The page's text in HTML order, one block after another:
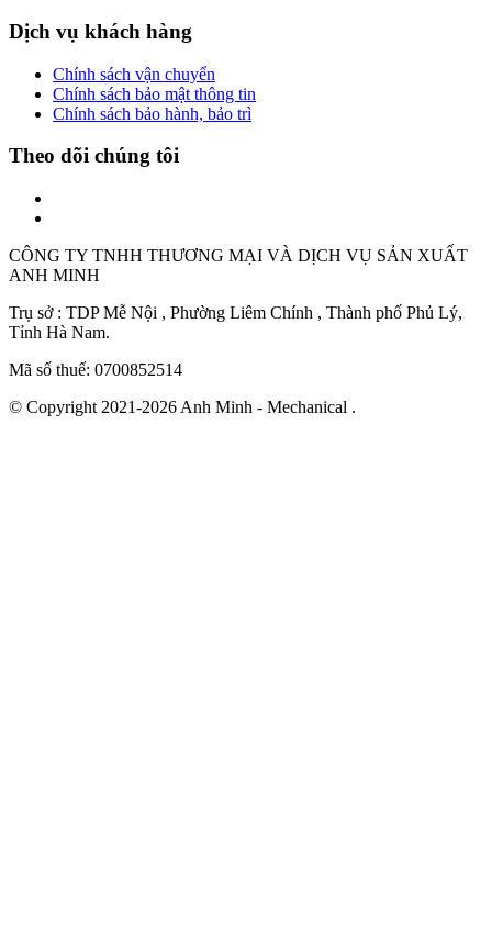
Dịch vụ khách hàng
Chính sách vận chuyển
Chính sách bảo mật thông tin
Chính sách bảo hành, bảo trì
Theo dõi chúng tôi
CÔNG TY TNHH THƯƠNG MẠI VÀ DỊCH VỤ SẢN XUẤT
ANH MINH
Trụ sở : TDP Mễ Nội , Phường Liêm Chính , Thành phố Phủ Lý,
Tỉnh Hà Nam.
Mã số thuế: 0700852514
© Copyright 2021-2026 Anh Minh - Mechanical .